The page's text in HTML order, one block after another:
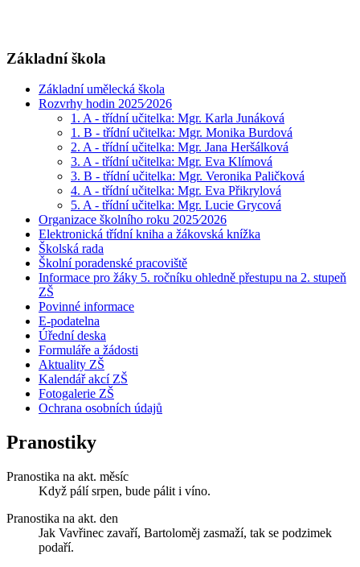
Základní škola
Základní umělecká škola
Rozvrhy hodin 2025⁄2026
1. A - třídní učitelka: Mgr. Karla Junáková
1. B - třídní učitelka: Mgr. Monika Burdová
2. A - třídní učitelka: Mgr. Jana Heršálková
3. A - třídní učitelka: Mgr. Eva Klímová
3. B - třídní učitelka: Mgr. Veronika Paličková
4. A - třídní učitelka: Mgr. Eva Přikrylová
5. A - třídní učitelka: Mgr. Lucie Grycová
Organizace školního roku 2025⁄2026
Elektronická třídní kniha a žákovská knížka
Školská rada
Školní poradenské pracoviště
Informace pro žáky 5. ročníku ohledně přestupu na 2. stupeň
ZŠ
Povinné informace
E-podatelna
Úřední deska
Formuláře a žádosti
Aktuality ZŠ
Kalendář akcí ZŠ
Fotogalerie ZŠ
Ochrana osobních údajů
Pranostiky
Pranostika na akt. měsíc
Když pálí srpen, bude pálit i víno.
Pranostika na akt. den
Jak Vavřinec zavaří, Bartoloměj zasmaží, tak se podzimek
podaří.